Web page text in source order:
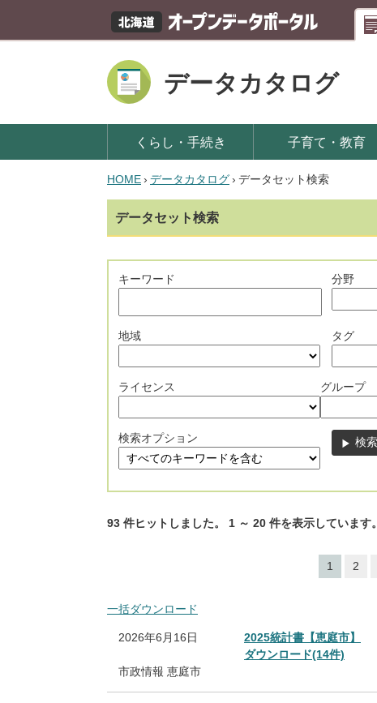
データカタログ
くらし・手続き 子育て・教育
HOME› データカタログ› データセット検索
データセット検索
キーワード 分野
地域 タグ
ライセンス グループ
検索オプション
93 件ヒットしました。 1 ～ 20 件を表示しています。
1 2
一括ダウンロード
2026年6月16日
2025統計書【恵庭市】
ダウンロード(14件)
市政情報 恵庭市